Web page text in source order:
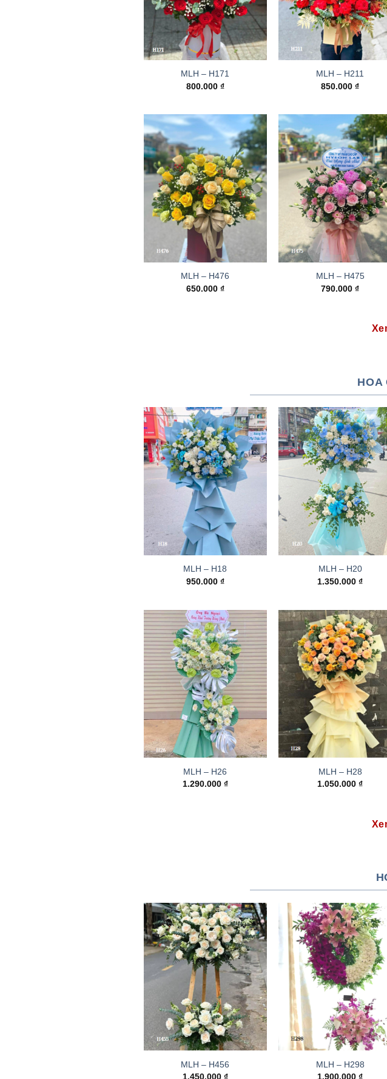
MLH – H171
800.000 ₫
MLH – H211
850.000₫
MLH – H476
650.000 ₫
MLH – H475
790.000₫
HOA
MLH – H18
950.000 ₫
MLH – H20
1.350.000₫
MLH – H26
1.290.000 ₫
MLH – H28
1.050.000₫
MLH – H456
1.450.000 ₫
MLH – H298
1.900.000₫